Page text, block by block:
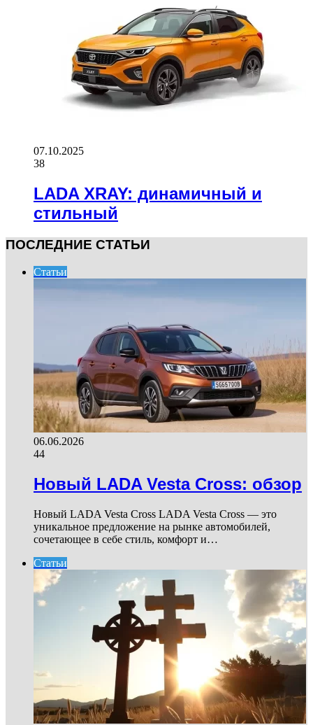
07.10.2025
38
LADA XRAY: динамичный и
стильный
ПОСЛЕДНИЕ СТАТЬИ
Статьи
06.06.2026
44
Новый LADA Vesta Cross: обзор
Новый LADA Vesta Cross LADA Vesta Cross — это
уникальное предложение на рынке автомобилей,
сочетающее в себе стиль, комфорт и…
Статьи